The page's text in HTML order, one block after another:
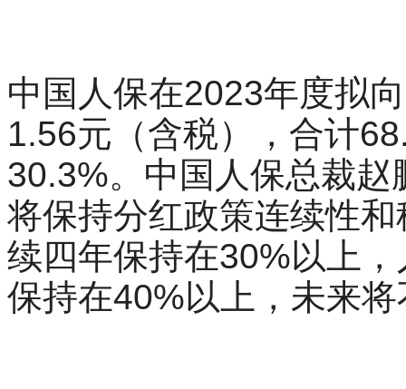
中国人保在2023年度拟
1.56元（含税），合计
30.3%。中国人保总裁
将保持分红政策连续性
续四年保持在30%以上
保持在40%以上，未来